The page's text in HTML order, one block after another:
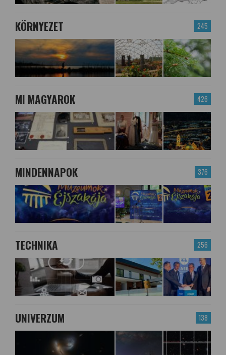
245
KÖRNYEZET
426
MI MAGYAROK
376
MINDENNAPOK
256
TECHNIKA
138
UNIVERZUM